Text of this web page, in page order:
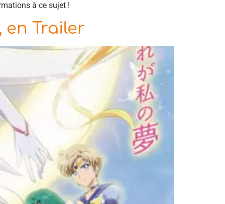
à ce sujet !
en Trailer